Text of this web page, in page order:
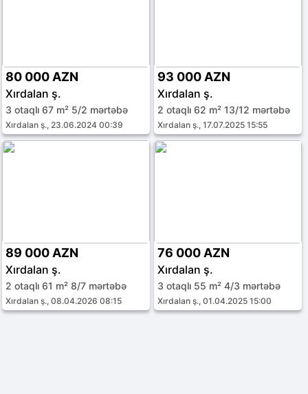
80 000 AZN
Xırdalan ş.
3 otaqlı 67 m² 5/2 mərtəbə
Xırdalan ş., 23.06.2024 00:39
93 000 AZN
Xırdalan ş.
2 otaqlı 62 m² 13/12 mərtəbə
Xırdalan ş., 17.07.2025 15:55
89 000 AZN
Xırdalan ş.
2 otaqlı 61 m² 8/7 mərtəbə
Xırdalan ş., 08.04.2026 08:15
76 000 AZN
Xırdalan ş.
3 otaqlı 55 m² 4/3 mərtəbə
Xırdalan ş., 01.04.2025 15:00